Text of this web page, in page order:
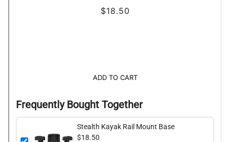
$18.50
ADD TO CART
Frequently Bought Together
Stealth Kayak Rail Mount Base
$18.50